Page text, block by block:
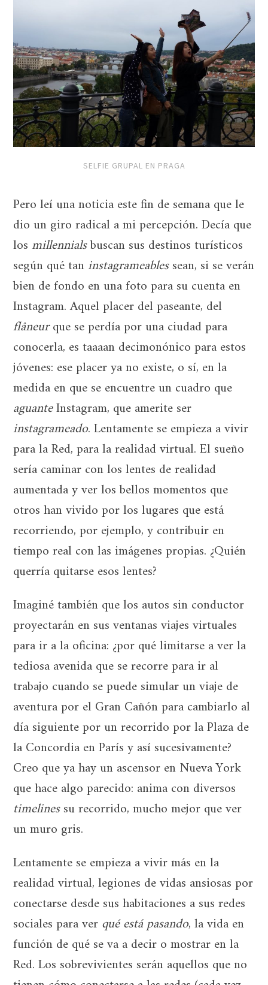
SELFIE GRUPAL EN PRAGA
Pero leí una noticia este fin de semana que le
dio un giro radical a mi percepción. Decía que
los millennialsbuscan sus destinos turísticos
según qué taninstagrameablessean, si se verán
bien de fondo en una foto para su cuenta en
Instagram. Aquel placer del paseante, del
flâneurque se perdía por una ciudad para
conocerla, es taaaan decimonónico para estos
jóvenes: ese placer ya no existe, o sí, en la
medida en que se encuentre un cuadro que
aguanteInstagram, que amerite ser
instagrameado. Lentamente se empieza a vivir
para la Red, para la realidad virtual. El sueño
sería caminar con los lentes de realidad
aumentada y ver los bellos momentos que
otros han vivido por los lugares que está
recorriendo, por ejemplo, y contribuir en
tiempo real con las imágenes propias. ¿Quién
querría quitarse esos lentes?
Imaginé también que los autos sin conductor
proyectarán en sus ventanas viajes virtuales
para ir a la oficina: ¿por qué limitarse a ver la
tediosa avenida que se recorre para ir al
trabajo cuando se puede simular un viaje de
aventura por el Gran Cañón para cambiarlo al
día siguiente por un recorrido por la Plaza de
la Concordia en París y así sucesivamente?
Creo que ya hay un ascensor en Nueva York
que hace algo parecido: anima con diversos
timelinessu recorrido, mucho mejor que ver
un muro gris.
Lentamente se empieza a vivir más en la
realidad virtual, legiones de vidas ansiosas por
conectarse desde sus habitaciones a sus redes
sociales para verqué está pasando, la vida en
función de qué se va a decir o mostrar en la
Red. Los sobrevivientes serán aquellos que no